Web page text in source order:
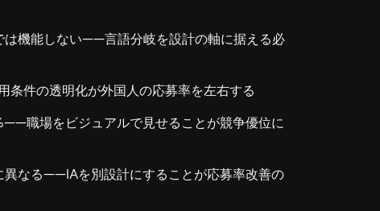
は機能しない——言語分岐を設計の軸に据える必
条件の透明化が外国人の応募率を左右する
職場をビジュアルで見せることが競争優位に
異なる——IAを別設計にすることが応募率改善の